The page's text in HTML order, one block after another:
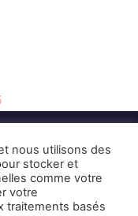
Crédits
nous utilisons des
stocker et
comme votre
votre
traitements basés